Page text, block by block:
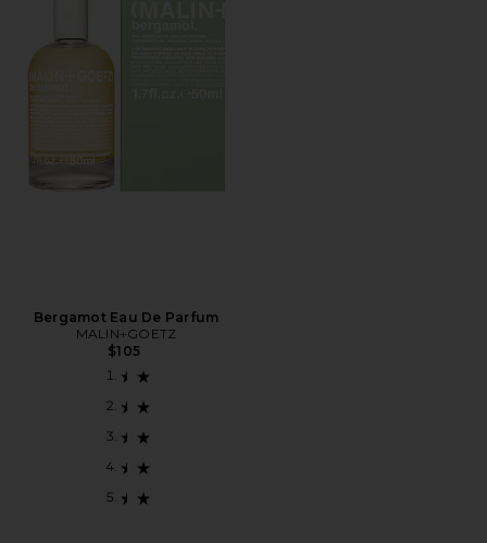
Bergamot Eau De Parfum
MALIN+GOETZ
$105